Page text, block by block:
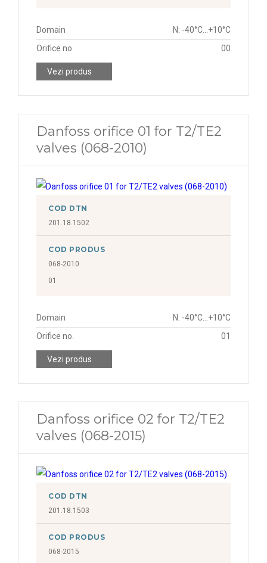
Domain
N: -40°C...+10°C
Orifice no.
00
Vezi produs
Danfoss orifice 01 for T2/TE2
valves (068-2010)
COD DTN
201.18.1502
COD PRODUS
068-2010
01
Domain
N: -40°C...+10°C
Orifice no.
01
Vezi produs
Danfoss orifice 02 for T2/TE2
valves (068-2015)
COD DTN
201.18.1503
COD PRODUS
068-2015